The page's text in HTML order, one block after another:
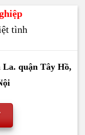
tình
La. quận Tây Hồ,